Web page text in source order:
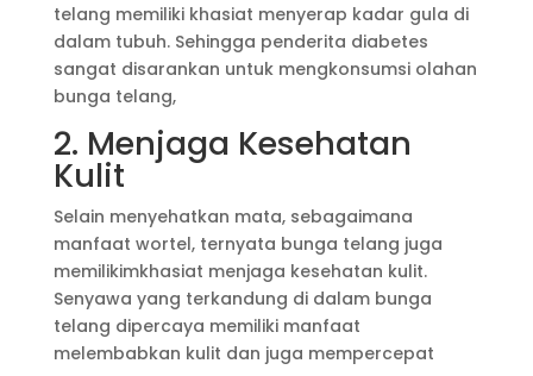
telang memiliki khasiat menyerap kadar gula di
dalam tubuh. Sehingga penderita diabetes
sangat disarankan untuk mengkonsumsi olahan
bunga telang,
2. Menjaga Kesehatan
Kulit
Selain menyehatkan mata, sebagaimana
manfaat wortel, ternyata bunga telang juga
memilikimkhasiat menjaga kesehatan kulit.
Senyawa yang terkandung di dalam bunga
telang dipercaya memiliki manfaat
melembabkan kulit dan juga mempercepat